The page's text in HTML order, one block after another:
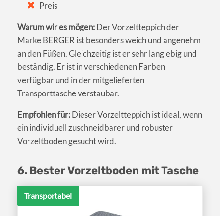
Preis
Warum wir es mögen:Der Vorzeltteppich der
Marke BERGER ist besonders weich und angenehm
an den Füßen. Gleichzeitig ist er sehr langlebig und
beständig. Er ist in verschiedenen Farben
verfügbar und in der mitgelieferten
Transporttasche verstaubar.
Empfohlen für:Dieser Vorzeltteppich ist ideal, wenn
ein individuell zuschneidbarer und robuster
Vorzeltboden gesucht wird.
6. Bester Vorzeltboden mit Tasche
Transportabel